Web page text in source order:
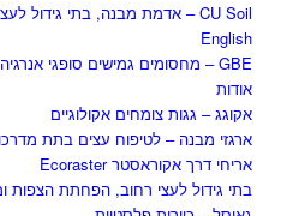
CU Soil – אדמת מבנה, בתי גידול לעצי רחוב
English
GBE – מחסומים גמישים סופגי אנרגיה
אודות
אקוגג – גגות צומחים אקולוגיים
ארגזי מבנה – לטיפוח עצים בתת
אריחי דרך אקוראסטר Ecoraster
בתי גידול לעצי רחוב, הפחתת הצפות